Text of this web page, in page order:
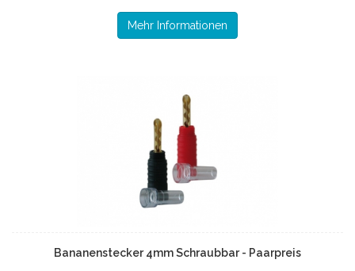
Mehr Informationen
Bananenstecker 4mm Schraubbar - Paarpreis